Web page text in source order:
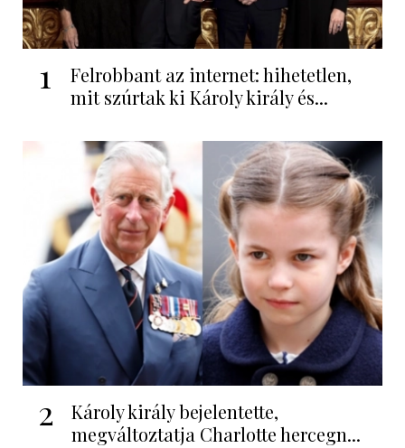
1
Felrobbant az internet: hihetetlen,
mit szúrtak ki Károly király és...
2
Károly király bejelentette,
megváltoztatja Charlotte hercegn...